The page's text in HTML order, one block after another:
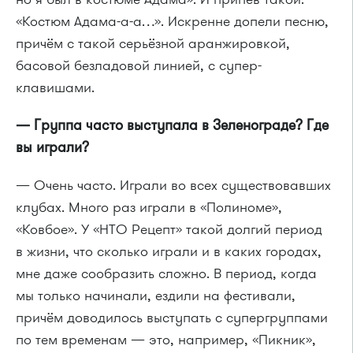
«Костюм Адама-а-а…». Искренне допели песню,
причём с такой серьёзной аранжировкой,
басовой безладовой линией, с супер-
клавишами.
— Группа часто выступала в Зеленограде? Где
вы играли?
— Очень часто. Играли во всех существовавших
клубах. Много раз играли в «Полиноме»,
«Ковбое». У «НТО Рецепт» такой долгий период
в жизни, что сколько играли и в каких городах,
мне даже сообразить сложно. В период, когда
мы только начинали, ездили на фестивали,
причём доводилось выступать с супергруппами
по тем временам — это, например, «Пикник»,